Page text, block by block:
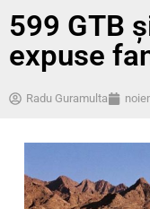
599 GTB
expuse
Radu Guramulta